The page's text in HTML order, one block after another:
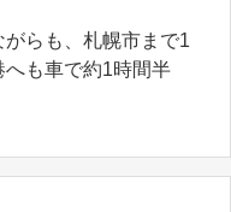
らも、札幌市まで1
も車で約1時間半